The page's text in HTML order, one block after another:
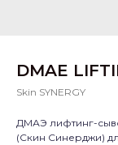
DMAE
Skin SYNERGY
ДМАЭ лифтинг-
(Скин Синерджи)